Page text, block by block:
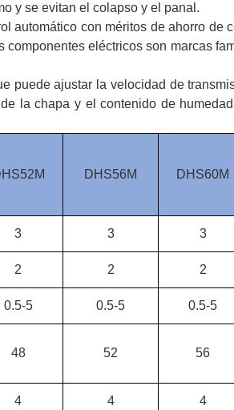
y se evitan el colapso y el panal.
automático con méritos de ahorro de
eléctricos son marcas
puede ajustar la velocidad de
la chapa y el contenido de
DHS56M DHS60M
3 3 3
2 2 2
0.5-5 0.5-5 0.5-5
48 52 56
4 4 4